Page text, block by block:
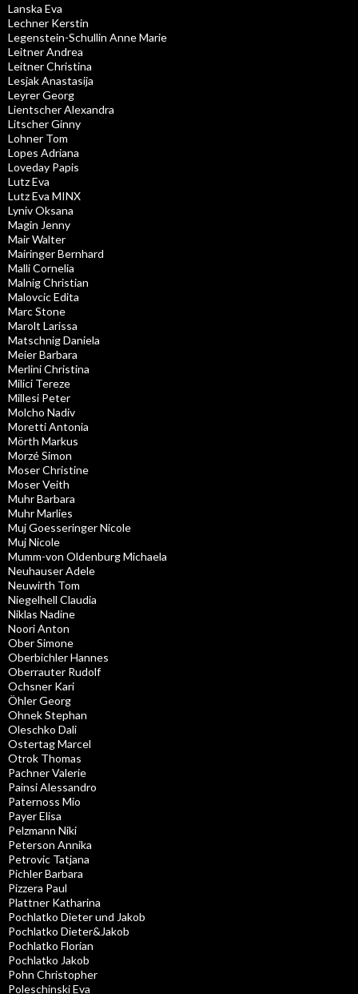
Lanska Eva
Lechner Kerstin
Legenstein-Schullin Anne Marie
Leitner Andrea
Leitner Christina
Lesjak Anastasija
Leyrer Georg
Lientscher Alexandra
Litscher Ginny
Lohner Tom
Lopes Adriana
Loveday Papis
Lutz Eva
Lutz Eva MINX
Lyniv Oksana
Magin Jenny
Mair Walter
Mairinger Bernhard
Malli Cornelia
Malnig Christian
Malovcic Edita
Marc Stone
Marolt Larissa
Matschnig Daniela
Meier Barbara
Merlini Christina
Milici Tereze
Millesi Peter
Molcho Nadiv
Moretti Antonia
Mörth Markus
Morzé Simon
Moser Christine
Moser Veith
Muhr Barbara
Muhr Marlies
Muj Goesseringer Nicole
Muj Nicole
Mumm-von Oldenburg Michaela
Neuhauser Adele
Neuwirth Tom
Niegelhell Claudia
Niklas Nadine
Noori Anton
Ober Simone
Oberbichler Hannes
Oberrauter Rudolf
Ochsner Kari
Öhler Georg
Ohnek Stephan
Oleschko Dali
Ostertag Marcel
Otrok Thomas
Pachner Valerie
Painsi Alessandro
Paternoss Mio
Payer Elisa
Pelzmann Niki
Peterson Annika
Petrovic Tatjana
Pichler Barbara
Pizzera Paul
Plattner Katharina
Pochlatko Dieter und Jakob
Pochlatko Dieter&Jakob
Pochlatko Florian
Pochlatko Jakob
Pohn Christopher
Poleschinski Eva